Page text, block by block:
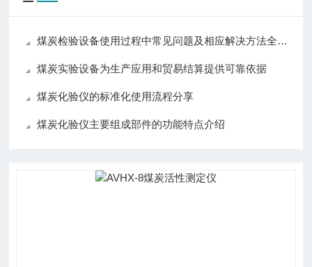
煤炭检验设备使用过程中常见问题及相应解决方法全分享
煤炭实验设备为生产应用和贸易结算提供可靠依据
煤炭化验仪的标准化使用流程分享
煤炭化验仪主要组成部件的功能特点介绍